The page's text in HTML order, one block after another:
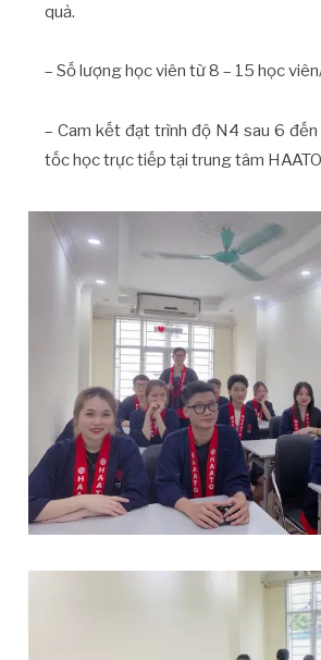
quả.
– Số lượng học viên từ 8 – 15 học
– Cam kết đạt trình độ N4 sau 6
tốc học trực tiếp tại trung tâm HAATO